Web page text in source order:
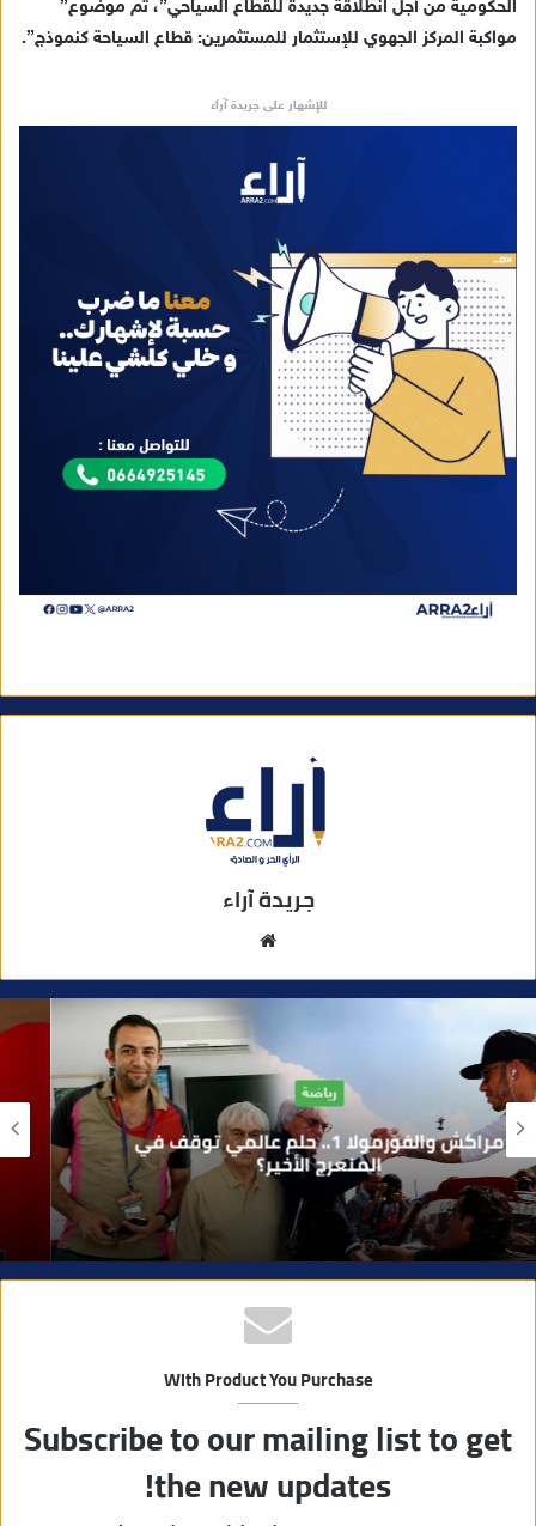
الحكومية من أجل انطلاقة جديدة للقطاع السياحي”، ثم موضوع”
مواكبة المركز الجهوي للإستثمار للمستثمرين: قطاع السياحة كنموذج”.
للإشهار على جريدة آراء
جريدة آراء
ق
و
ي
ب
بوفوطا يكتب : بين صمت الحكومة وسباق
الانتخابات… هل أصبحت إدارة الأزمات خارج
أولويات الفاعلين السياسيين؟
With Product You Purchase
Subscribe to our mailing list to get
the new updates!